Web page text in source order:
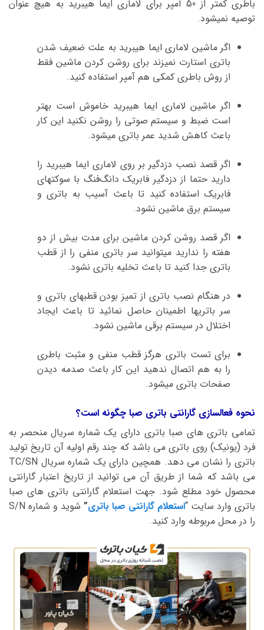
باطری کمتر از 50 آمپر برای لاماری ایما هیبرید به هیچ عنوان
توصیه نمیشود.
اگر ماشین لاماری ایما هیبرید به علت ضعیف شدن
باتری استارت نمیزند برای روشن کردن ماشین فقط
از روش باطری کمکی هم آمپر استفاده کنید.
اگر ماشین لاماری ایما هیبرید خاموش است بهتر
است ضبط و سیستم صوتی را روشن نکنید این کار
باعث کاهش شدید عمر باتری میشود.
اگر قصد نصب دزدگیر بر روی لاماری ایما هیبرید را
دارید حتما از دزدگیر فابریک دانگ‌فنگ با سوکتهای
فابریک استفاده کنید تا باعث آسیب به باتری و
سیستم برق ماشین نشود.
اگر قصد روشن کردن ماشین برای مدت بیش از دو
هفته را ندارید میتوانید سر باتری منفی را از قطب
باتری جدا کنید تا باعث تخلیه باتری نشود.
در هنگام نصب باتری از تمیز بودن قطبهای باتری و
سر باتریها اطمینان حاصل نمائید تا باعث ایجاد
اختلال در سیستم برقی ماشین نشود.
برای تست باتری هرگز قطب منفی و مثبت باطری
را به هم اتصال ندهید این کار باعث صدمه دیدن
صفحات باتری میشود.
نحوه فعالسازی گارانتی باتری صبا چگونه است؟
تمامی باتری های صبا باتری دارای یک شماره سریال منحصر به
فرد (یونیک) روی باتری می باشد که چند رقم اولیه آن تاریخ تولید
باتری را نشان می دهد. همچین دارای یک شماره سریال TC/SN
می باشد که شما از طریق آن می توانید از تاریخ اعتبار گارانتی
محصول خود مطلع شود. جهت استعلام گارانتی باتری های صبا
باتری وارد سایت “استعلام گارانتی صبا باتری”
شوید و شماره S/N
را در محل مربوطه وارد کنید.
نمایشگر
ویدیو